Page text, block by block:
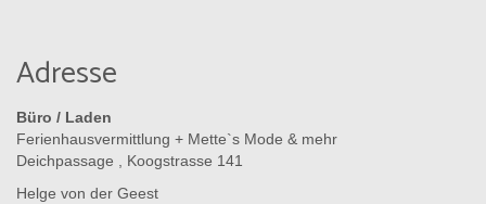
Adresse
Büro / Laden
Ferienhausvermittlung + Mette`s Mode & mehr
Deichpassage , Koogstrasse 141
Helge von der Geest